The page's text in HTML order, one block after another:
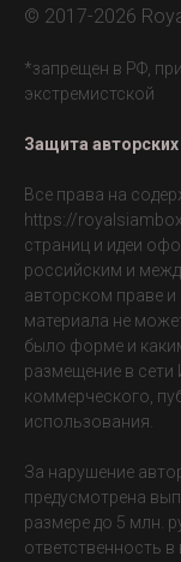
© 2017-2026
*запрещен в РФ,
экстремистской
Защита
Все права на
https://
страниц и идеи
российским и
авторском праве
материала не
было форме и
размещение в сети
коммерческого,
использования.
За нарушение
предусмотрена
размере до 5 млн.
ответственность